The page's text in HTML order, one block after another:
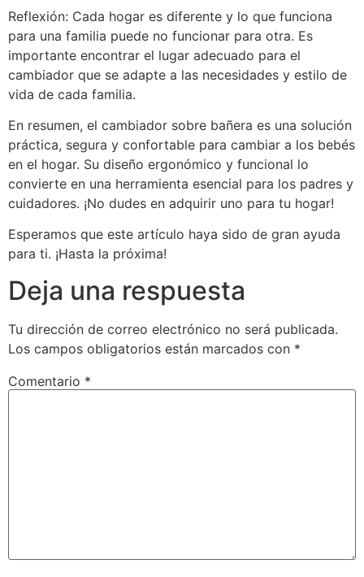
Reflexión: Cada hogar es diferente y lo que funciona
para una familia puede no funcionar para otra. Es
importante encontrar el lugar adecuado para el
cambiador que se adapte a las necesidades y estilo de
vida de cada familia.
En resumen, el cambiador sobre bañera es una solución
práctica, segura y confortable para cambiar a los bebés
en el hogar. Su diseño ergonómico y funcional lo
convierte en una herramienta esencial para los padres y
cuidadores. ¡No dudes en adquirir uno para tu hogar!
Esperamos que este artículo haya sido de gran ayuda
para ti. ¡Hasta la próxima!
Deja una respuesta
Tu dirección de correo electrónico no será publicada.
Los campos obligatorios están marcados con *
Comentario *